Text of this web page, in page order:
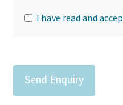
I have read and